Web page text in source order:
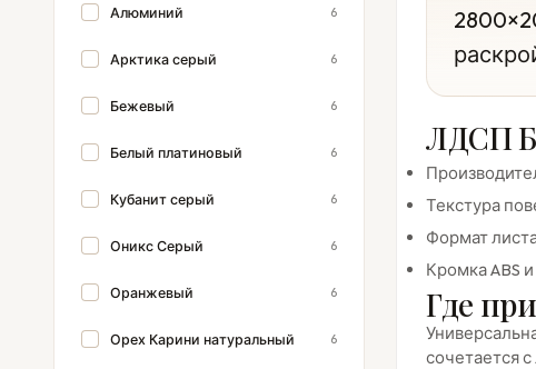
Алюминий 6
Арктика серый 6
Бежевый 6
Белый платиновый 6
Кубанит серый 6
Оникс Серый 6
Оранжевый 6
Орех Карини натуральный 6
ЛДСП
Текстура
Формат
Кромка ABS
Где
сочетается